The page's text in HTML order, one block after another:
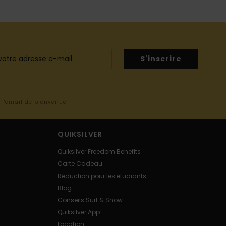
S'inscrire
de bienvenue
QUIKSILVER
Quiksilver Freedom Benefits
Carte Cadeau
Réduction pour les étudiants
Blog
Conseils Surf & Snow
Quiksilver App
Location